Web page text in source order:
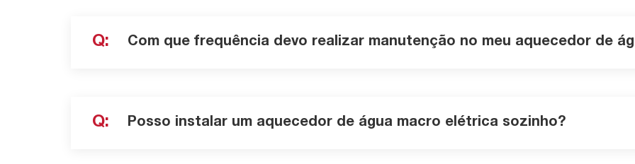
Q: Com que frequência devo realizar manutenção no meu aquecedor de
Q: Posso instalar um aquecedor de água macro elétrica sozinho?